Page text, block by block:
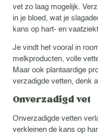
vet zo laag mogelijk.
in je bloed, wat je
kans op hart- en
Je vindt het vooral in
melkproducten, volle
Maar ook plantaardige
verzadigde vetten, denk
Onverzadigd vet
Onverzadigde vetten
verkleinen de kans op